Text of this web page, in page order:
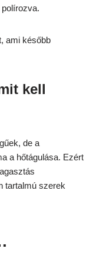
ami később
kell
de a
a hőtágulása. Ezért
tartalmú szerek